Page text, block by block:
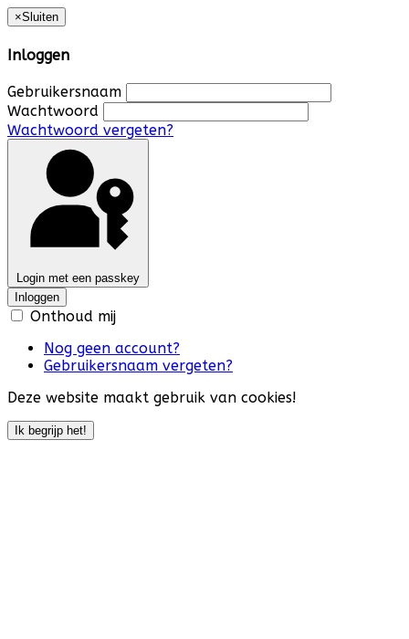
×Sluiten
Inloggen
Gebruikersnaam
Wachtwoord
Wachtwoord vergeten?
Login met een passkey
Inloggen
Onthoud mij
Nog geen account?
Gebruikersnaam vergeten?
Deze website maakt gebruik van cookies!
Ik begrijp het!